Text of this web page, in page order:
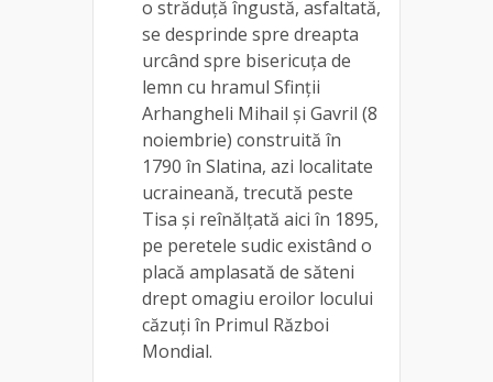
o străduță îngustă, asfaltată,
se desprinde spre dreapta
urcând spre bisericuţa de
lemn cu hramul Sfinții
Arhangheli Mihail şi Gavril (8
noiembrie) construită în
1790 în Slatina, azi localitate
ucraineană, trecută peste
Tisa şi reînălţată aici în 1895,
pe peretele sudic existând o
placă amplasată de săteni
drept omagiu eroilor locului
căzuţi în Primul Război
Mondial.